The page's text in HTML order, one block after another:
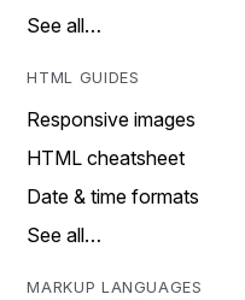
See all…
HTML GUIDES
Responsive images
HTML cheatsheet
Date & time formats
See all…
MARKUP LANGUAGES